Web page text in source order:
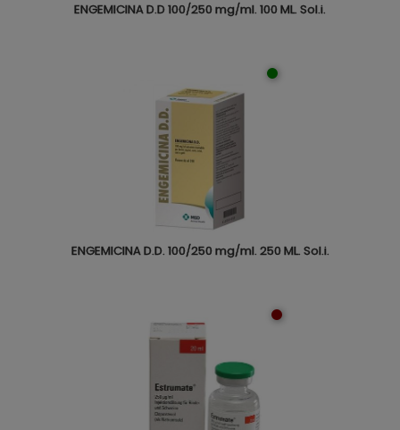
ENGEMICINA D.D 100/250 mg/ml. 100 ML. Sol.i.
ENGEMICINA D.D. 100/250 mg/ml. 250 ML. Sol.i.